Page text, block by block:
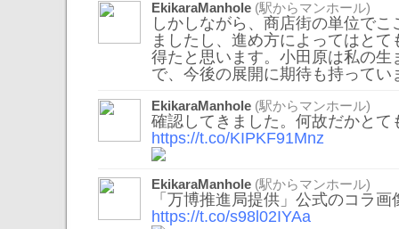
EkikaraManhole (駅からマンホール)
しかしながら、商店街の単位で
ましたし、進め方によってはと
得たと思います。小田原は私の生
で、今後の展開に期待も持ってい
EkikaraManhole (駅からマンホール)
確認してきました。何故だかとて
https://t.co/KIPKF91Mnz
EkikaraManhole (駅からマンホール)
「万博推進局提供」公式のコラ
https://t.co/s98l02IYAa